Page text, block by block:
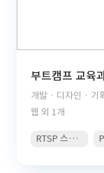
개발 · 디자인 · 기
웹 외 1개
RTSP 스트리밍